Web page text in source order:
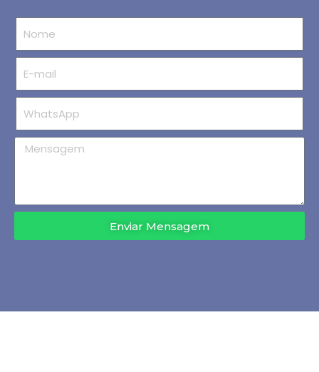
Enviar Mensagem